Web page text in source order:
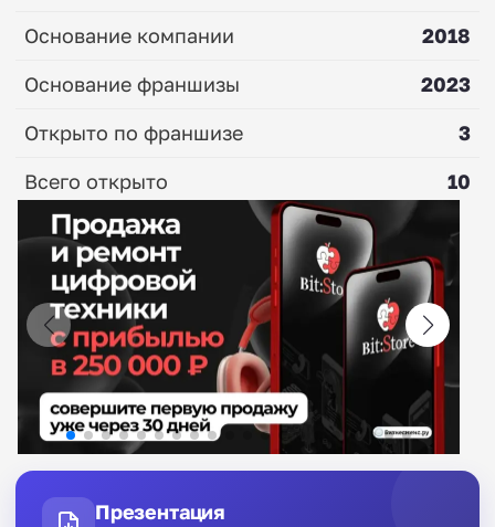
Основание компании
2018
Основание франшизы
2023
Открыто по франшизе
3
Всего открыто
10
Презентация